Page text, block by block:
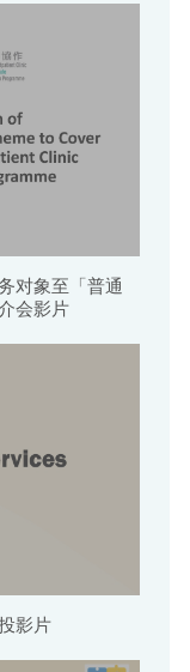
对象至「普通
会影片
影片